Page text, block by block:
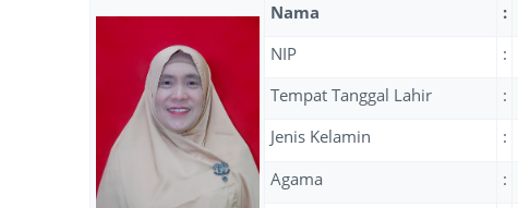
Nama :
NIP
:
Tempat Tanggal Lahir
:
Jenis Kelamin
:
Agama
: